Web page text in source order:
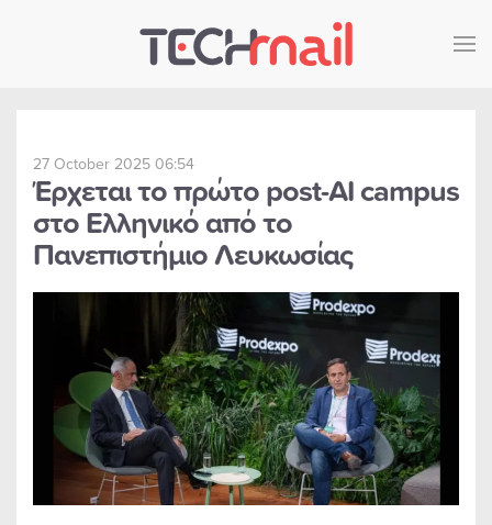
Skip to main content
27 October 2025 06:54
Έρχεται το πρώτο post-AI campus
στο Ελληνικό από το
Πανεπιστήμιο Λευκωσίας